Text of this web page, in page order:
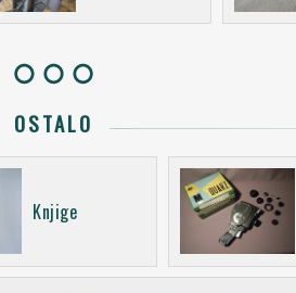
OSTALO
Knjige